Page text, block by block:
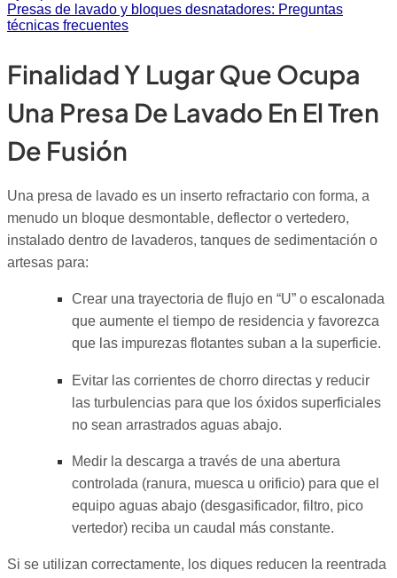
Presas de lavado y bloques desnatadores: Preguntas
técnicas frecuentes
Finalidad Y Lugar Que Ocupa
Una Presa De Lavado En El Tren
De Fusión
Una presa de lavado es un inserto refractario con forma, a
menudo un bloque desmontable, deflector o vertedero,
instalado dentro de lavaderos, tanques de sedimentación o
artesas para:
Crear una trayectoria de flujo en “U” o escalonada
que aumente el tiempo de residencia y favorezca
que las impurezas flotantes suban a la superficie.
Evitar las corrientes de chorro directas y reducir
las turbulencias para que los óxidos superficiales
no sean arrastrados aguas abajo.
Medir la descarga a través de una abertura
controlada (ranura, muesca u orificio) para que el
equipo aguas abajo (desgasificador, filtro, pico
vertedor) reciba un caudal más constante.
Si se utilizan correctamente, los diques reducen la reentrada